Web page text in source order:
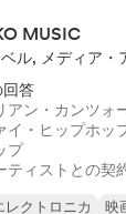
MUSIC
答
アン・カンツォ
イ・ヒップホッ
プ
ティストとの契
レクトロニカ 映